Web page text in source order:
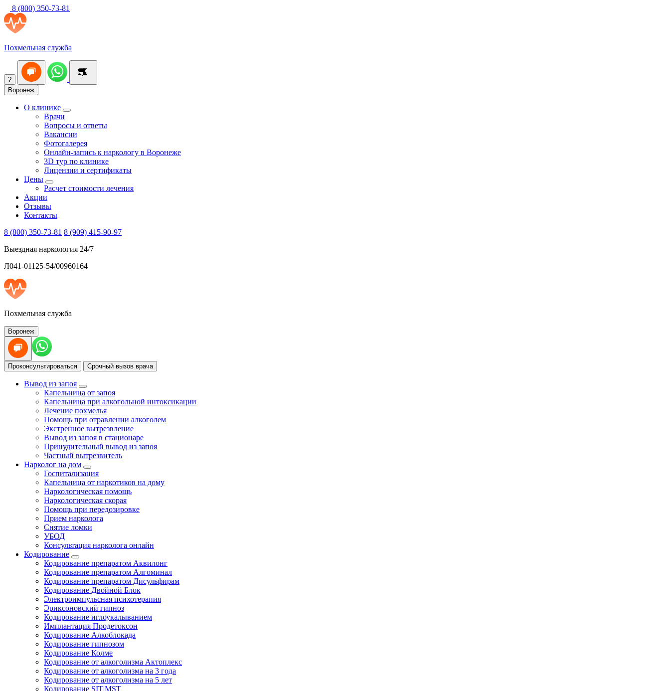
8 (800) 350-73-81
Похмельная служба
?
Воронеж
О клинике
Врачи
Вопросы и ответы
Вакансии
Фотогалерея
Онлайн-запись к наркологу в Воронеже
3D тур по клинике
Лицензии и сертификаты
Цены
Расчет стоимости лечения
Акции
Отзывы
Контакты
8 (800) 350-73-81 8 (909) 415-90-97
Выездная наркология 24/7
Л041-01125-54/00960164
Похмельная служба
Воронеж
Проконсультироваться Срочный вызов врача
Вывод из запоя
Капельница от запоя
Капельница при алкогольной интоксикации
Лечение похмелья
Помощь при отравлении алкоголем
Экстренное вытрезвление
Вывод из запоя в стационаре
Принудительный вывод из запоя
Частный вытрезвитель
Нарколог на дом
Госпитализация
Капельница от наркотиков на дому
Наркологическая помощь
Наркологическая скорая
Помощь при передозировке
Прием нарколога
Снятие ломки
УБОД
Консультация нарколога онлайн
Кодирование
Кодирование препаратом Аквилонг
Кодирование препаратом Алгоминал
Кодирование препаратом Дисульфирам
Кодирование Двойной Блок
Электроимпульсная психотерапия
Эриксоновский гипноз
Кодирование иглоукалыванием
Имплантация Продетоксон
Кодирование Алкоблокада
Кодирование гипнозом
Кодирование Колме
Кодирование от алкоголизма Актоплекс
Кодирование от алкоголизма на 3 года
Кодирование от алкоголизма на 5 лет
Кодирование SIT|MST